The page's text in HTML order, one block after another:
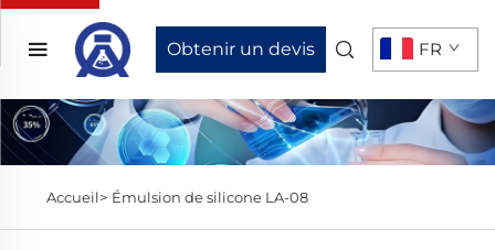
Obtenir un devis FR
Accueil> Émulsion de silicone LA-08